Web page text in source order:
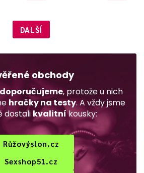
DALŠÍ
obchody
doporučujeme, protože u nich
hračky na testy. A vždy jsme
dostali kvalitníkousky:
Růžovýslon.cz
Sexshop51.cz